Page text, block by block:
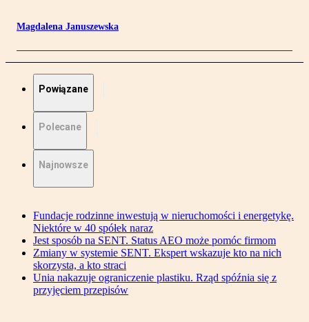
Magdalena Januszewska
Powiązane
Polecane
Najnowsze
Fundacje rodzinne inwestują w nieruchomości i energetykę.
Niektóre w 40 spółek naraz
Jest sposób na SENT. Status AEO może pomóc firmom
Zmiany w systemie SENT. Ekspert wskazuje kto na nich
skorzysta, a kto straci
Unia nakazuje ograniczenie plastiku. Rząd spóźnia się z
przyjęciem przepisów